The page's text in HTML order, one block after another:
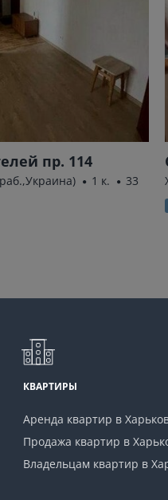
пр. 114
1 к.
33
КВАРТИРЫ
Аренда квартир в
Продажа квартир в
Владельцам квартир в